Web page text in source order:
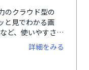
のクラウド型の
と見でわかる画
ど、使いやすさを
成、案件管理、デ
ます。案件管理画
感的に操作でき、
詳細をみる